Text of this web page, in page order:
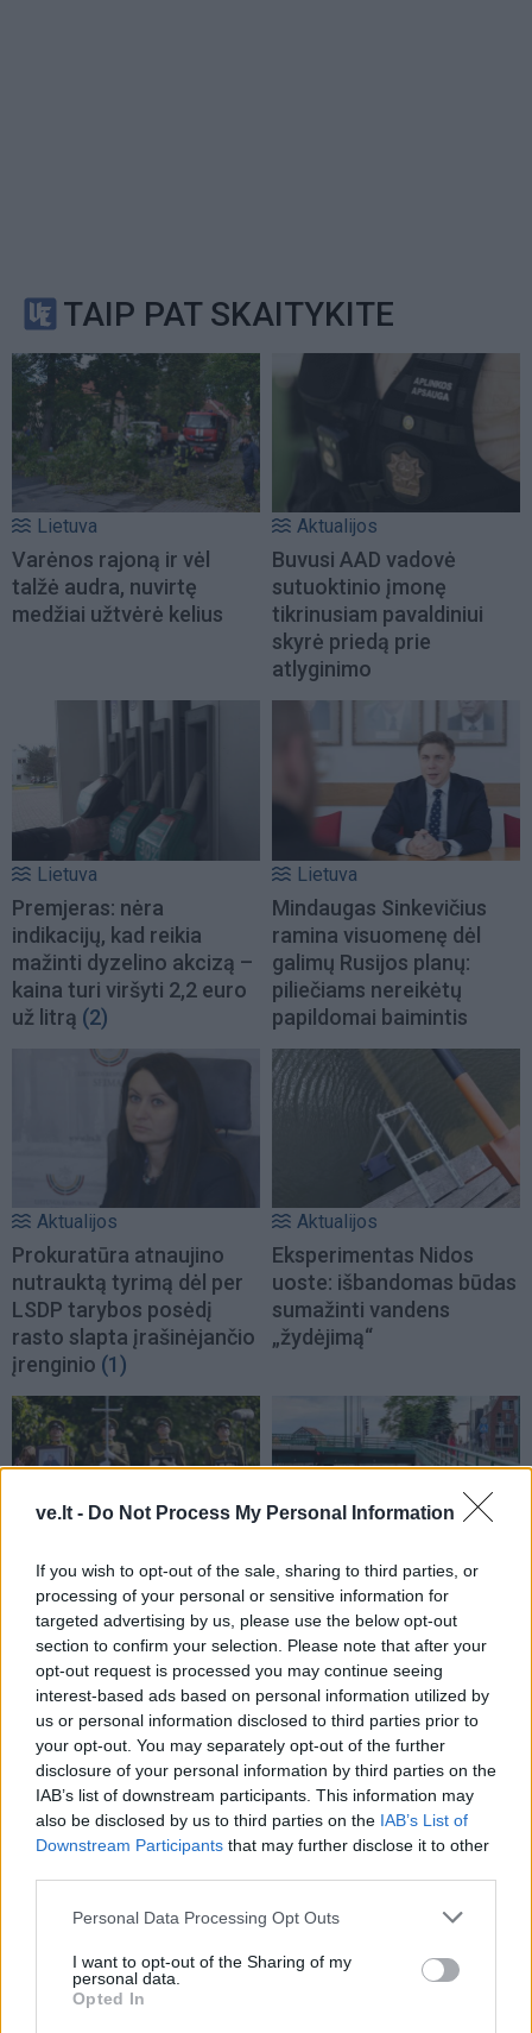
ve.lt - Do Not Process My Personal Information
If you wish to opt-out of the sale, sharing to third parties, or
processing of your personal or sensitive information for
targeted advertising by us, please use the below opt-out
section to confirm your selection. Please note that after your
opt-out request is processed you may continue seeing
interest-based ads based on personal information utilized by
us or personal information disclosed to third parties prior to
your opt-out. You may separately opt-out of the further
disclosure of your personal information by third parties on the
IAB’s list of downstream participants. This information may
also be disclosed by us to third parties on the IAB’s List of
Downstream Participants that may further disclose it to other
Personal Data Processing Opt Outs
I want to opt-out of the Sharing of my
personal data.
Opted In
TAIP PAT SKAITYKITE
Lietuva
Varėnos rajoną ir vėl
talžė audra, nuvirtę
medžiai užtvėrė kelius
Aktualijos
Buvusi AAD vadovė
sutuoktinio įmonę
tikrinusiam pavaldiniui
skyrė priedą prie
atlyginimo
Lietuva
Premjeras: nėra
indikacijų, kad reikia
mažinti dyzelino akcizą –
kaina turi viršyti 2,2 euro
už litrą (2)
Lietuva
Mindaugas Sinkevičius
ramina visuomenę dėl
galimų Rusijos planų:
piliečiams nereikėtų
papildomai baimintis
Aktualijos
Prokuratūra atnaujino
nutrauktą tyrimą dėl per
LSDP tarybos posėdį
rasto slapta įrašinėjančio
įrenginio (1)
Aktualijos
Eksperimentas Nidos
uoste: išbandomas būdas
sumažinti vandens
„žydėjimą“
Lietuva
Pirmoji atkurtos
nepriklausomos Lietuvos
premjerė atgulė amžinojo
poilsio (1)
Klaipėda
Patiltė keliaujantiems į
keltą bus atidaryta rudenį
(1)